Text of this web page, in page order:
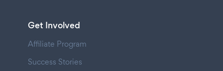
Get Involved
Affiliate Program
Success Stories